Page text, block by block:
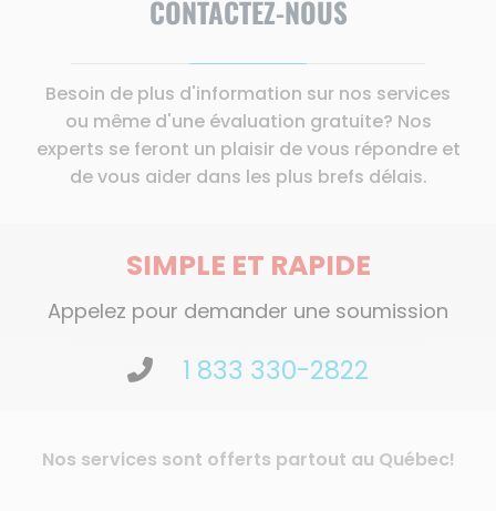
CONTACTEZ-NOUS
Besoin de plus d'information sur nos services
ou même d'une évaluation gratuite? Nos
experts se feront un plaisir de vous répondre et
de vous aider dans les plus brefs délais.
SIMPLE ET RAPIDE
Appelez pour demander une soumission
1 833 330-2822
Nos services sont offerts partout au Québec!